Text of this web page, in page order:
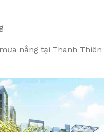
nắng tại Thanh Thiên